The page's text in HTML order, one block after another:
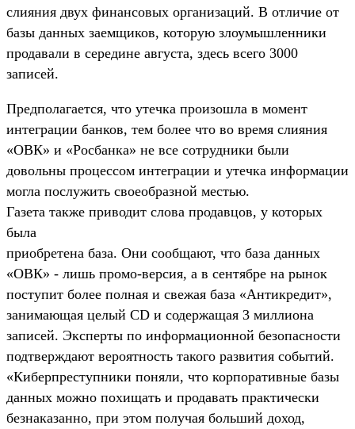
слияния двух финансовых организаций. В отличие от
базы данных заемщиков, которую злоумышленники
продавали в середине августа, здесь всего 3000
записей.
Предполагается, что утечка произошла в момент
интеграции банков, тем более что во время слияния
«ОВК» и «Росбанка» не все сотрудники были
довольны процессом интеграции и утечка информации
могла послужить своеобразной местью.
Газета также приводит слова продавцов, у которых
была
приобретена база. Они сообщают, что база данных
«ОВК» - лишь промо-версия, а в сентябре на рынок
поступит более полная и свежая база «Антикредит»,
занимающая целый CD и содержащая 3 миллиона
записей. Эксперты по информационной безопасности
подтверждают вероятность такого развития событий.
«Киберпреступники поняли, что корпоративные базы
данных можно похищать и продавать практически
безнаказанно, при этом получая больший доход,